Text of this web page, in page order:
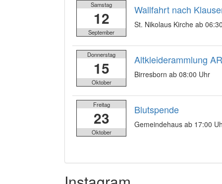
Samstag
12
September
Wallfahrt nach
St. Nikolaus Kirche ab
Donnerstag
15
Oktober
Altkleiderammlung
Birresborn ab 08:00 Uhr
Freitag
23
Oktober
Blutspende
Gemeindehaus ab 17:00